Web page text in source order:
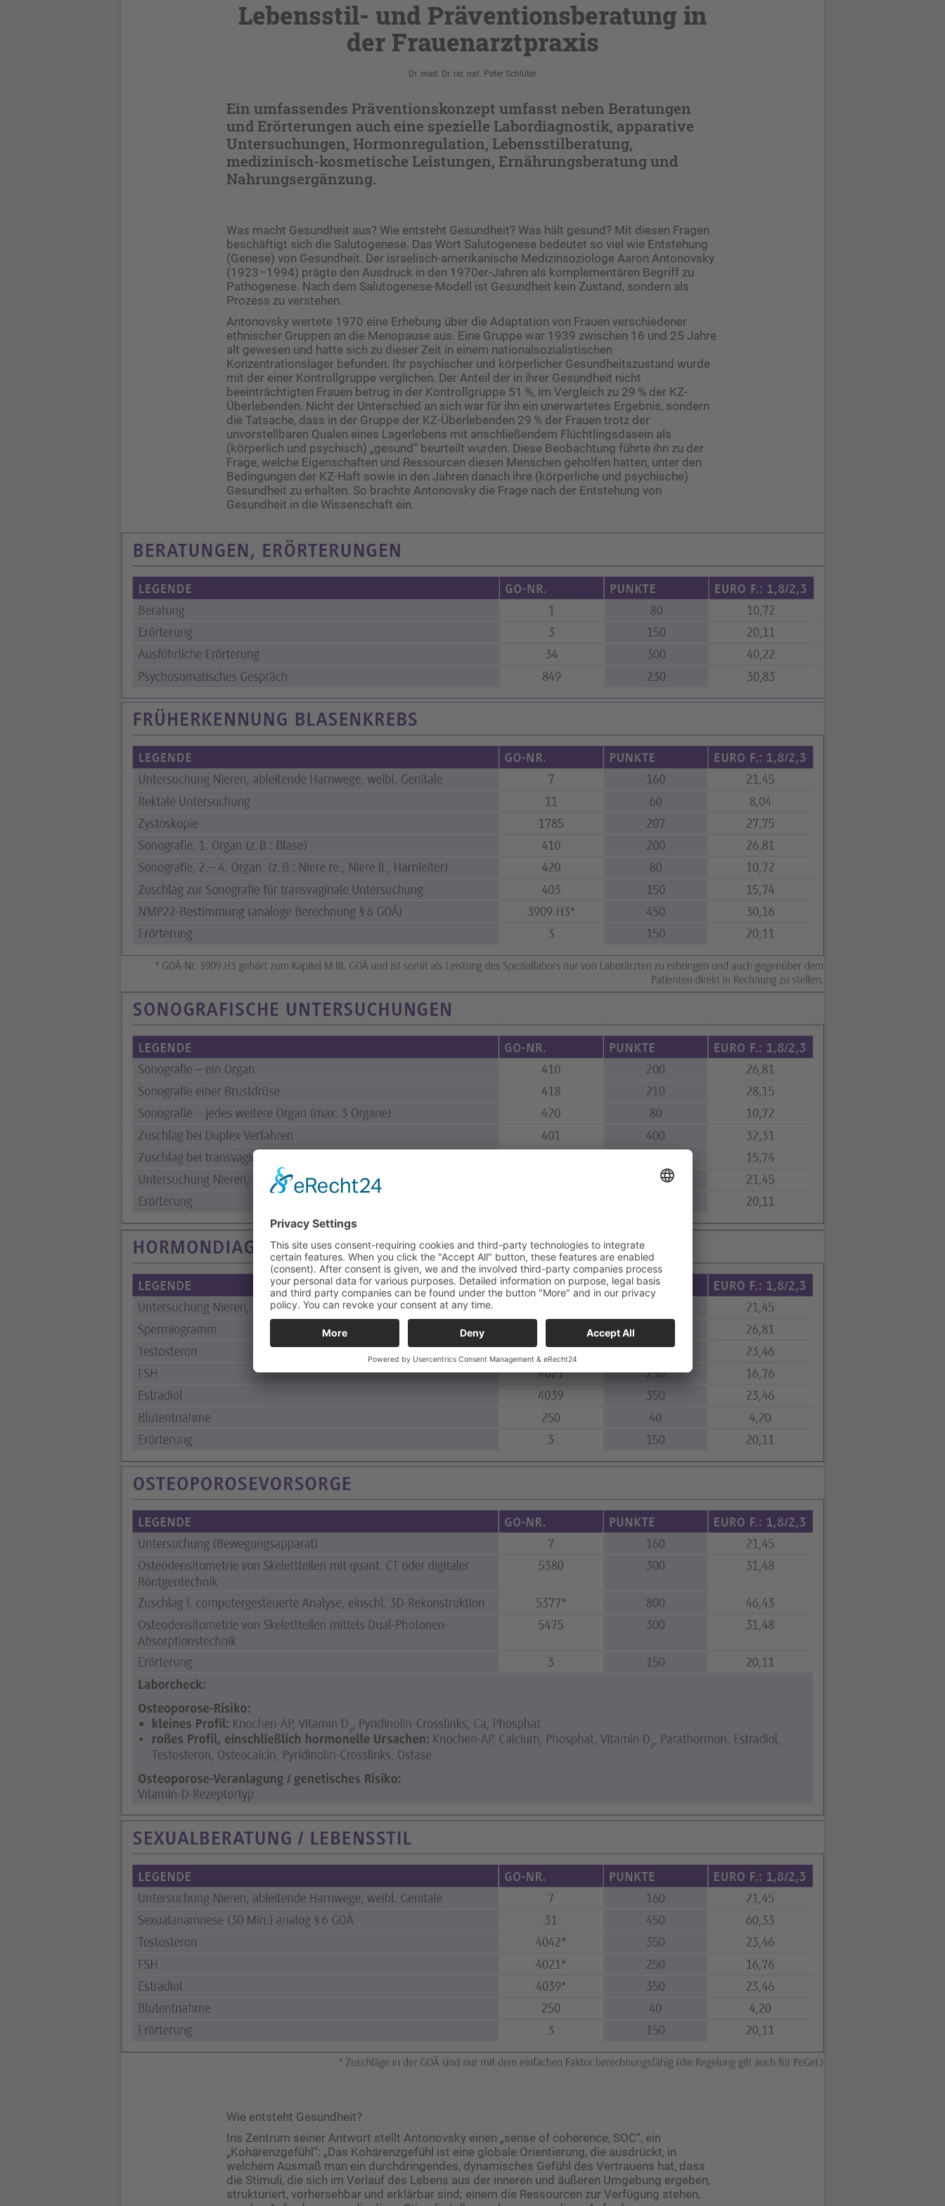
Lebensstil- und Präventionsberatung in
der Frauenarztpraxis
Dr. med. Dr. rer. nat. Peter Schlüter
Ein umfassendes Präventionskonzept umfasst neben Beratungen
und Erörterungen auch eine spezielle Labordiagnostik, apparative
Untersuchungen, Hormonregulation, Lebensstilberatung,
medizinisch-kosmetische Leistungen, Ernährungsberatung und
Nahrungsergänzung.
Was macht Gesundheit aus? Wie entsteht Gesundheit? Was hält gesund? Mit diesen Fragen
beschäftigt sich die Salutogenese. Das Wort Salutogenese bedeutet so viel wie Entstehung
(Genese) von Gesundheit. Der israelisch-amerikanische Medizinsoziologe Aaron Antonovsky
(1923–1994) prägte den Ausdruck in den 1970er-Jahren als komplementären Begriff zu
Pathogenese. Nach dem Salutogenese-Modell ist Gesundheit kein Zustand, sondern als
Prozess zu verstehen.
Antonovsky wertete 1970 eine Erhebung über die Adaptation von Frauen verschiedener
ethnischer Gruppen an die Menopause aus. Eine Gruppe war 1939 zwischen 16 und 25 Jahre
alt gewesen und hatte sich zu dieser Zeit in einem nationalsozialistischen
Konzentrationslager befunden. Ihr psychischer und körperlicher Gesundheitszustand wurde
mit der einer Kontrollgruppe verglichen. Der Anteil der in ihrer Gesundheit nicht
beeinträchtigten Frauen betrug in der Kontrollgruppe 51 %, im Vergleich zu 29 % der KZ-
Überlebenden. Nicht der Unterschied an sich war für ihn ein unerwartetes Ergebnis, sondern
die Tatsache, dass in der Gruppe der KZ-Überlebenden 29 % der Frauen trotz der
unvorstellbaren Qualen eines Lagerlebens mit anschließendem Flüchtlingsdasein als
(körperlich und psychisch) „gesund“ beurteilt wurden. Diese Beobachtung führte ihn zu der
Frage, welche Eigenschaften und Ressourcen diesen Menschen geholfen hatten, unter den
Bedingungen der KZ-Haft sowie in den Jahren danach ihre (körperliche und psychische)
Gesundheit zu erhalten. So brachte Antonovsky die Frage nach der Entstehung von
Gesundheit in die Wissenschaft ein.
Wie entsteht Gesundheit?
Ins Zentrum seiner Antwort stellt Antonovsky einen „sense of coherence, SOC“, ein
„Kohärenzgefühl“: „Das Kohärenzgefühl ist eine globale Orientierung, die ausdrückt, in
welchem Ausmaß man ein durchdringendes, dynamisches Gefühl des Vertrauens hat, dass
die Stimuli, die sich im Verlauf des Lebens aus der inneren und äußeren Umgebung ergeben,
strukturiert, vorhersehbar und erklärbar sind; einem die Ressourcen zur Verfügung stehen,